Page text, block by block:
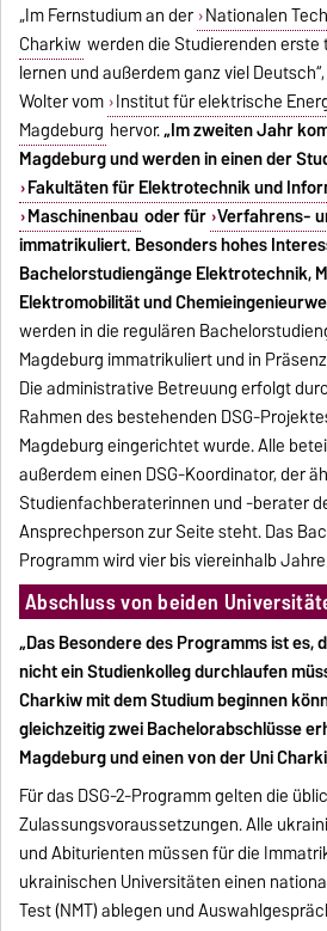
„Im Fernstudium an der Nationalen
Charkiw werden die Studierenden
lernen und außerdem ganz viel
Wolter vom Institut für elektrische
Magdeburg hervor.„Im zweiten Jahr
Magdeburg und werden in einen der
Fakultäten für Elektrotechnik und
Maschinenbau oder für Verfahrens-
immatrikuliert. Besonders hohes
Bachelorstudiengänge Elektrotechnik,
Elektromobilität und
werden in die regulären
Magdeburg immatrikuliert und in
Die administrative Betreuung erfolgt
Rahmen des bestehenden DSG-
Magdeburg eingerichtet wurde. Alle
außerdem einen DSG-Koordinator, der
Studienfachberaterinnen und -berater
Ansprechperson zur Seite steht. Das
Programm wird vier bis viereinhalb
Abschluss von beiden
„Das Besondere des Programms ist es,
nicht ein Studienkolleg durchlaufen
Charkiw mit dem Studium beginnen
gleichzeitig zwei Bachelorabschlüsse
Magdeburg und einen von der Uni
Für das DSG-2-Programm gelten die
Zulassungsvoraussetzungen. Alle
und Abiturienten müssen für die
ukrainischen Universitäten einen
Test (NMT) ablegen und